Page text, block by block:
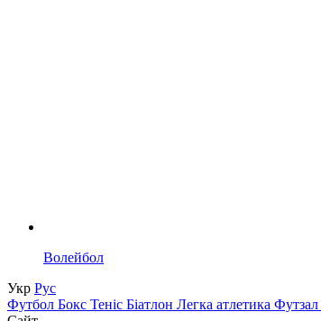
Волейбол
Укр Рус
Футбол Бокс Теніс Біатлон Легка атлетика Футзал